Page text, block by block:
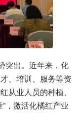
突出。近年来，化
、培训、服务等资
从业人员的种植、
，激活化橘红产业